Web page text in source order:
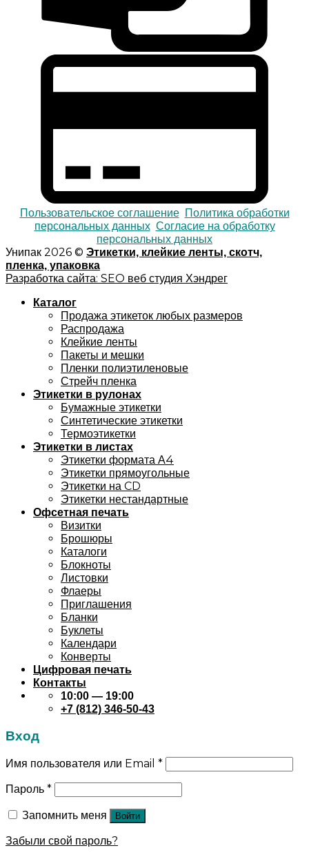
Пользовательское соглашение Политика обработки
персональных данных Согласие на обработку
персональных данных
Унипак 2026 © Этикетки, клейкие ленты, скотч,
пленка, упаковка
Разработка сайта: SEO веб студия Хэндрег
Каталог
Продажа этикеток любых размеров
Распродажа
Клейкие ленты
Пакеты и мешки
Пленки полиэтиленовые
Стрейч пленка
Этикетки в рулонах
Бумажные этикетки
Синтетические этикетки
Термоэтикетки
Этикетки в листах
Этикетки формата А4
Этикетки прямоугольные
Этикетки на CD
Этикетки нестандартные
Офсетная печать
Визитки
Брошюры
Каталоги
Блокноты
Листовки
Флаеры
Приглашения
Бланки
Буклеты
Календари
Конверты
Цифровая печать
Контакты
10:00 — 19:00
+7 (812) 346-50-43
Вход
Имя пользователя или Email *
Пароль *
Запомнить меня
Войти
Забыли свой пароль?